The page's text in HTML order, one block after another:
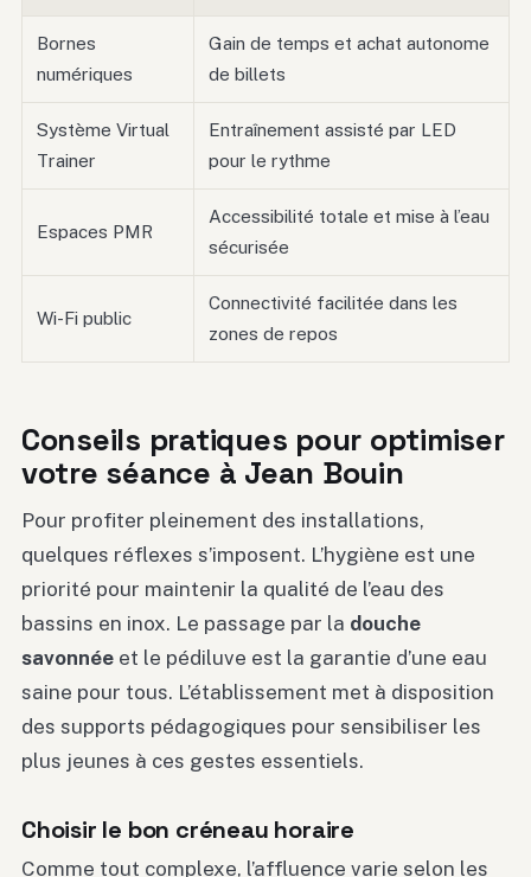
Bornes
numériques
Gain de temps et achat autonome
de billets
Système Virtual
Trainer
Entraînement assisté par LED
pour le rythme
Espaces PMR
Accessibilité totale et mise à l’eau
sécurisée
Wi-Fi public
Connectivité facilitée dans les
zones de repos
Conseils pratiques pour optimiser
votre séance à Jean Bouin
Pour profiter pleinement des installations,
quelques réflexes s’imposent. L’hygiène est une
priorité pour maintenir la qualité de l’eau des
bassins en inox. Le passage par la douche
savonnée et le pédiluve est la garantie d’une eau
saine pour tous. L’établissement met à disposition
des supports pédagogiques pour sensibiliser les
plus jeunes à ces gestes essentiels.
Choisir le bon créneau horaire
Comme tout complexe, l’affluence varie selon les